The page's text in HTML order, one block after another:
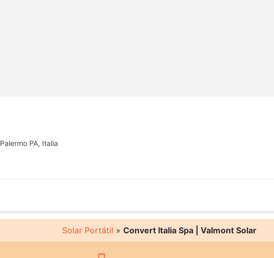
PA, Italia
Solar Portátil » Convert Italia Spa | Valmont Solar